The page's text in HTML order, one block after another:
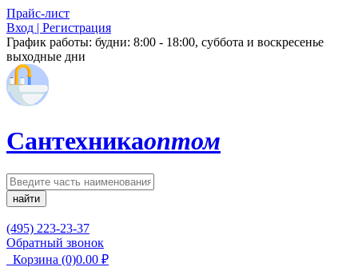
Прайс-лист
Вход | Регистрация
График работы: будни: 8:00 - 18:00, суббота и воскресенье
выходные дни
Сантехникаоптом
найти
(495) 223-23-37
Обратный звонок
Корзина (0)0.00 ₽